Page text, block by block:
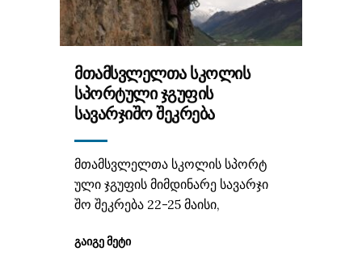
ᲛᲗᲐᲛᲡᲕᲚᲔᲚᲗᲐ ᲡᲙᲝᲚᲘᲡ
ᲡᲞᲝᲠᲢᲣᲚᲘ ᲯᲒᲣᲤᲘᲡ
ᲡᲐᲕᲐᲠᲯᲘᲨᲝ ᲨᲔᲙᲠᲔᲑᲐ
მთამსვლელთა სკოლის სპორტ
ული ჯგუფის მიმდინარე სავარჯი
შო შეკრება 22-25 მაისი,
ᲒᲐᲘᲒᲔ ᲛᲔᲢᲘ